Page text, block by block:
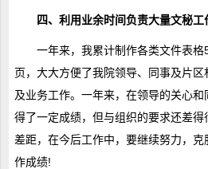
四、利用业余时间负责大量文秘工
一年来，我累计制作各类文件表
页，大大方便了我院领导、同事及片
及业务工作。一年来，在领导的关心
得了一定成绩，但与组织的要求还差
差距，在今后工作中，要继续努力，
作成绩!